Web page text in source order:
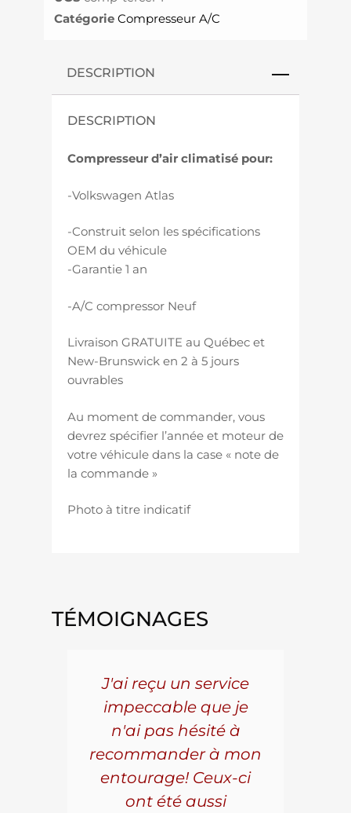
Catégorie Compresseur A/C
DESCRIPTION
DESCRIPTION
Compresseur d’air climatisé pour:
-Volkswagen Atlas
-Construit selon les spécifications
OEM du véhicule
-Garantie 1 an
-A/C compressor Neuf
Livraison GRATUITE au Québec et
New-Brunswick en 2 à 5 jours
ouvrables
Au moment de commander, vous
devrez spécifier l’année et moteur de
votre véhicule dans la case « note de
la commande »
Photo à titre indicatif
TÉMOIGNAGES
J'ai reçu un service
impeccable que je
n'ai pas hésité à
recommander à mon
entourage! Ceux-ci
ont été aussi